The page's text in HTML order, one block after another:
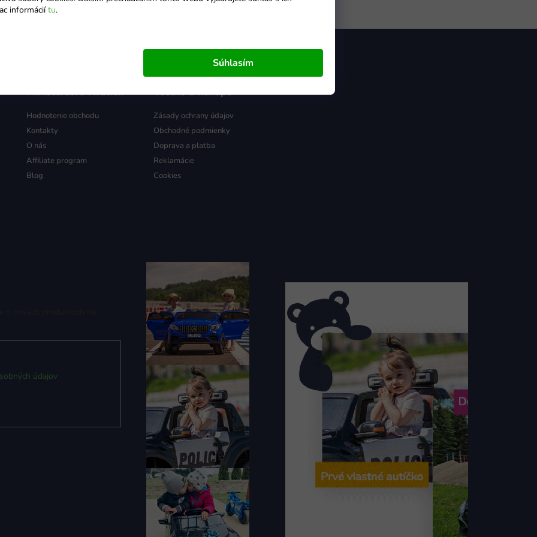
informáciítu.
Súhlasím
Ministerstvo Hračiek
Hodnotenie obchodu
Kontakty
O nás
Affiliate program
Blog
Všetko o nákupe
Zásady ochrany údajov
Obchodné podmienky
Doprava a platba
Reklamácie
Cookies
údajov